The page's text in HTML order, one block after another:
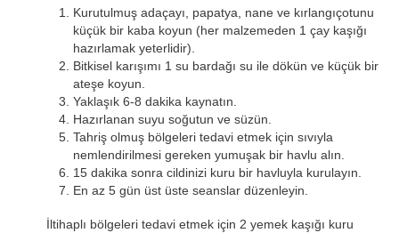
Kurutulmuş adaçayı, papatya, nane ve kırlangıçotunu
küçük bir kaba koyun (her malzemeden 1 çay kaşığı
hazırlamak yeterlidir).
Bitkisel karışımı 1 su bardağı su ile dökün ve küçük bir
ateşe koyun.
Yaklaşık 6-8 dakika kaynatın.
Hazırlanan suyu soğutun ve süzün.
Tahriş olmuş bölgeleri tedavi etmek için sıvıyla
nemlendirilmesi gereken yumuşak bir havlu alın.
15 dakika sonra cildinizi kuru bir havluyla kurulayın.
En az 5 gün üst üste seanslar düzenleyin.
İltihaplı bölgeleri tedavi etmek için 2 yemek kaşığı kuru